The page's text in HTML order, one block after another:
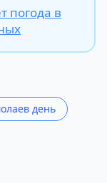
погода в
день